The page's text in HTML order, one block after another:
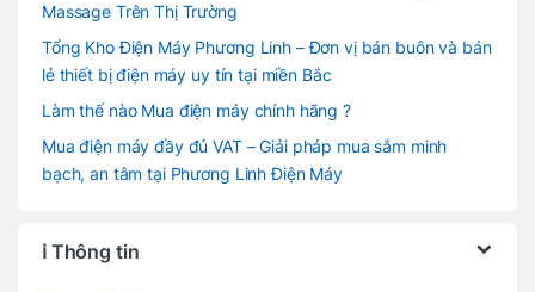
Massage Trên Thị Trường
Tổng Kho Điện Máy Phương Linh – Đơn vị bán buôn và bán
lẻ thiết bị điện máy uy tín tại miền Bắc
Làm thế nào Mua điện máy chính hãng ?
Mua điện máy đầy đủ VAT – Giải pháp mua sắm minh
bạch, an tâm tại Phương Linh Điện Máy
ℹ️ Thông tin